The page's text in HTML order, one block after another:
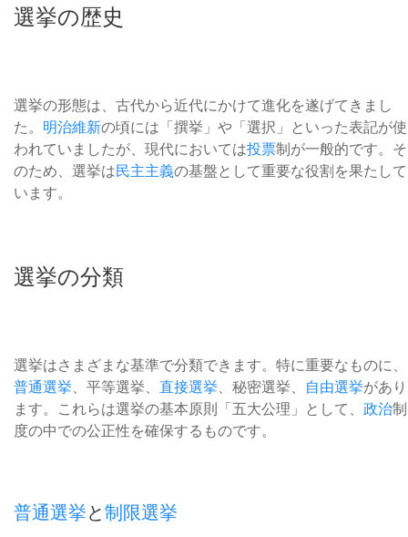
選挙の歴史
選挙の形態は、古代から近代にかけて進化を遂げてきまし
た。 明治維新の頃には「撰挙」や「選択」といった表記が使
われていましたが、現代においては投票制が一般的です。そ
のため、選挙は民主主義の基盤として重要な役割を果たして
います。
選挙の分類
選挙はさまざまな基準で分類できます。特に重要なものに、
普通選挙、平等選挙、 直接選挙、秘密選挙、 自由選挙があり
ます。これらは選挙の基本原則「五大公理」として、 政治制
度の中での公正性を確保するものです。
普通選挙と制限選挙